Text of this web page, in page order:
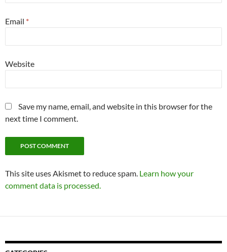
Email *
Website
Save my name, email, and website in this browser for the
next time I comment.
This site uses Akismet to reduce spam. Learn how your
comment data is processed.